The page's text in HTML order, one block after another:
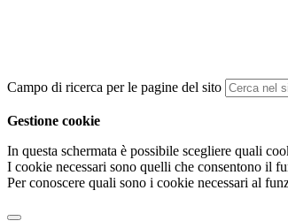
Campo di ricerca per le pagine del sito
Gestione cookie
In questa schermata è possibile scegliere quali
I cookie necessari sono quelli che consentono il
Per conoscere quali sono i cookie necessari al